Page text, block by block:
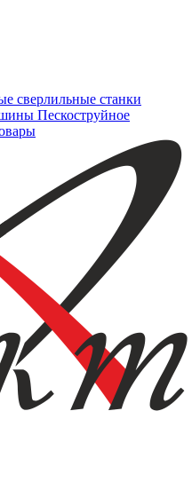
сверлильные станки
Пескоструйное